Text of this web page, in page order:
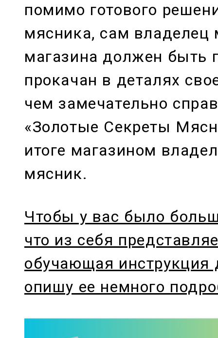
помимо готового
мясника, сам владелец
магазина должен быть
прокачан в деталях
чем замечательно
«Золотые Секреты
итоге магазином
мясник.
Чтобы у вас было
что из себя
обучающая инструкция
опишу ее немного